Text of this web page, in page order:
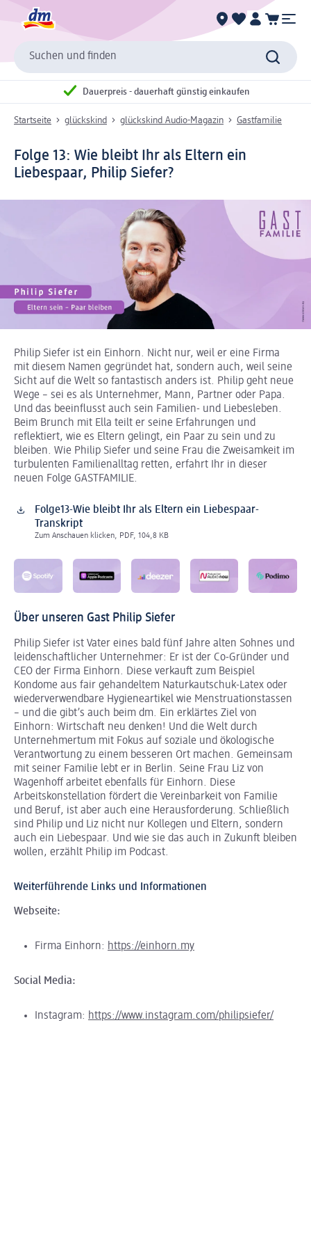
Suchen und finden
Dauerpreis - dauerhaft günstig einkaufen
Startseite glückskind glückskind Audio-Magazin Gastfamilie
Folge 13: Wie bleibt Ihr als Eltern ein
Liebespaar, Philip Siefer?
Philip Siefer ist ein Einhorn. Nicht nur, weil er eine Firma
mit diesem Namen gegründet hat, sondern auch, weil seine
Sicht auf die Welt so fantastisch anders ist. Philip geht neue
Wege – sei es als Unternehmer, Mann, Partner oder Papa.
Und das beeinflusst auch sein Familien- und Liebesleben.
Beim Brunch mit Ella teilt er seine Erfahrungen und
reflektiert, wie es Eltern gelingt, ein Paar zu sein und zu
bleiben. Wie Philip Siefer und seine Frau die Zweisamkeit im
turbulenten Familienalltag retten, erfahrt Ihr in dieser
neuen Folge GASTFAMILIE.
Folge13-Wie bleibt Ihr als Eltern ein Liebespaar-
Transkript
Zum Anschauen klicken, PDF, 104,8 KB
Über unseren Gast Philip Siefer
Philip Siefer ist Vater eines bald fünf Jahre alten Sohnes und
leidenschaftlicher Unternehmer: Er ist der Co-Gründer und
CEO der Firma Einhorn. Diese verkauft zum Beispiel
Kondome aus fair gehandeltem Naturkautschuk-Latex oder
wiederverwendbare Hygieneartikel wie Menstruationstassen
– und die gibt’s auch beim dm. Ein erklärtes Ziel von
Einhorn: Wirtschaft neu denken! Und die Welt durch
Unternehmertum mit Fokus auf soziale und ökologische
Verantwortung zu einem besseren Ort machen. Gemeinsam
mit seiner Familie lebt er in Berlin. Seine Frau Liz von
Wagenhoff arbeitet ebenfalls für Einhorn. Diese
Arbeitskonstellation fördert die Vereinbarkeit von Familie
und Beruf, ist aber auch eine Herausforderung. Schließlich
sind Philip und Liz nicht nur Kollegen und Eltern, sondern
auch ein Liebespaar. Und wie sie das auch in Zukunft bleiben
wollen, erzählt Philip im Podcast.
Weiterführende Links und Informationen
Webseite:
Firma Einhorn: https://einhorn.my
Social Media:
Instagram: https://www.instagram.com/philipsiefer/